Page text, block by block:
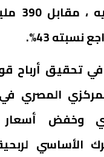
222
تحقيق أرباح
المصري
وخفض أسعار
الأساسي